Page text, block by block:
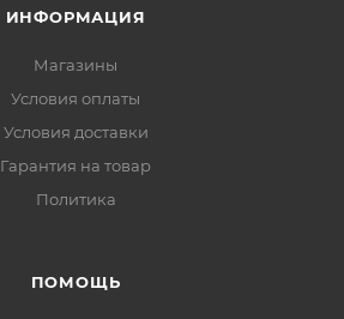
ИНФОРМАЦИЯ
Магазины
Условия оплаты
Условия доставки
Гарантия на товар
Политика
ПОМОЩЬ